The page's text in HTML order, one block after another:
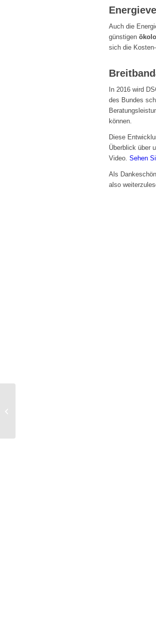
Auch die
günstigen
sich die
In 2016 wird
des Bundes
können.
Diese
Überblick über
Video. Sehen
Als
also